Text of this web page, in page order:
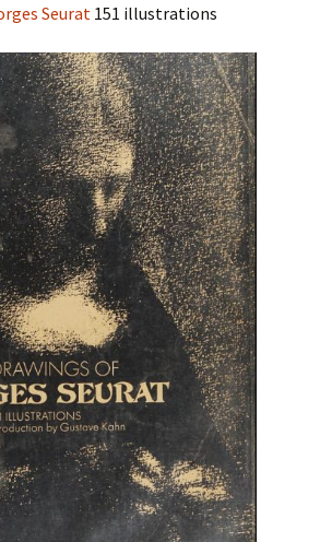
Seurat 151 illustrations